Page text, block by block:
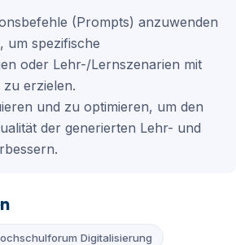
(Prompts) anzuwenden
um spezifische
oder Lehr-/Lernszenarien mit
erzielen.
und zu optimieren, um den
der generierten Lehr- und
Digitalisierung